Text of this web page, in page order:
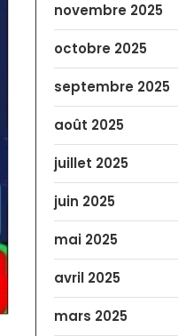
novembre 2025
octobre 2025
septembre 2025
août 2025
juillet 2025
juin 2025
mai 2025
avril 2025
mars 2025